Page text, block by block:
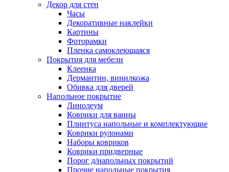
Декор для стен
Часы
Декоративные наклейки
Картины
Фоторамки
Пленка самоклеющаяся
Покрытия для мебели
Клеенка
Дермантин, винилкожа
Обивка для дверей
Напольное покрытие
Линолеум
Коврики для ванны
Плинтуса напольные и комплектующие
Коврики рулонами
Наборы ковриков
Коврики придверные
Порог д/напольных покрытий
Прочие напольные покрытия